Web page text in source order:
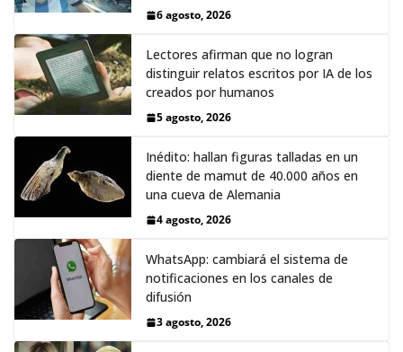
6 agosto, 2026
Lectores afirman que no logran
distinguir relatos escritos por IA de los
creados por humanos
5 agosto, 2026
Inédito: hallan figuras talladas en un
diente de mamut de 40.000 años en
una cueva de Alemania
4 agosto, 2026
WhatsApp: cambiará el sistema de
notificaciones en los canales de
difusión
3 agosto, 2026